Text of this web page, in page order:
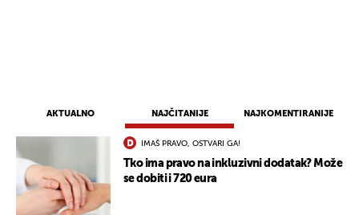
AKTUALNO NAJČITANIJE NAJKOMENTIRANIJE
IMAŠ PRAVO, OSTVARI GA!
Tko ima pravo na inkluzivni dodatak? Može
se dobiti i 720 eura